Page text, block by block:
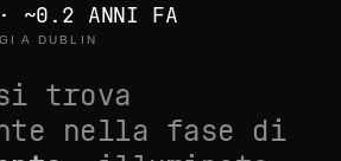
~0.2 ANNI FA
A DUBLIN
trova
nella fase di